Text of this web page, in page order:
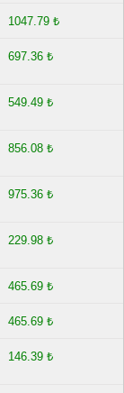
1047.79 ₺
697.36 ₺
549.49 ₺
856.08 ₺
975.36 ₺
229.98 ₺
465.69 ₺
465.69 ₺
146.39 ₺